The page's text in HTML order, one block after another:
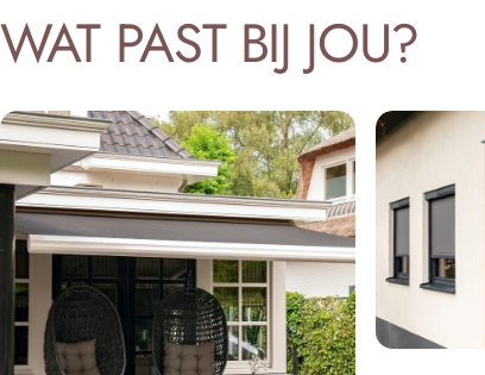
WAT PAST BIJ JOU?